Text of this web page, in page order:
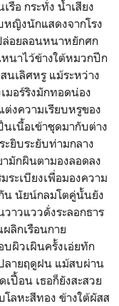
อ กระทั่ง น้ำเสียง
หญิงนักแสดงจากโรง
อยลอนหนาหยักศก
นาไว้ข้างใต้หมวกปีก
นเลิศหรู แม้ระหว่าง
มอร์ริงมักทอดน่อง
งความเรียบหรูของ
นเนื้อเข้าชุดมากับต่าง
ยิบระยับท่ามกลาง
มักผินตามองลอดลง
ะเบียงเพื่อมองความ
น นัยน์กลมโตคู่นั้นยัง
าวแววดั่งระลอกธาร
ลิกเรือนกาย
บผิวเผินครั้งเอ่ยทัก
ลายฤดูฝน แม้สบผ่าน
ปื้อน เธอก็ยังสะสวย
ลหะสีทอง ข้างใต้ผัสส